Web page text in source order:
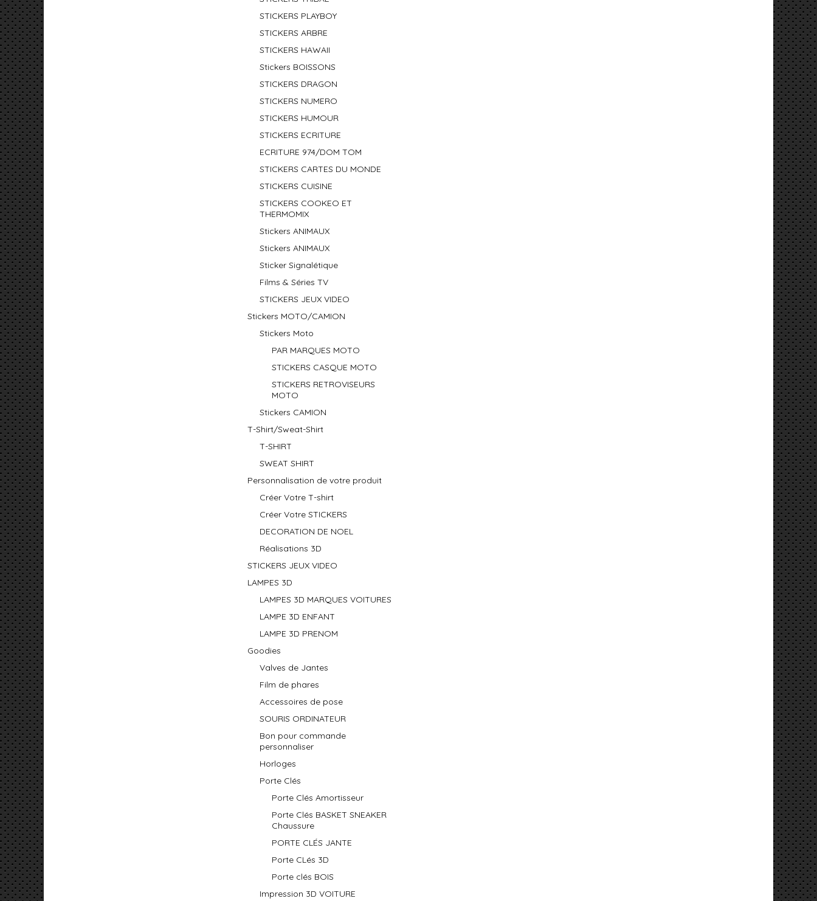
STICKERS PLAYBOY
STICKERS ARBRE
STICKERS HAWAII
Stickers BOISSONS
STICKERS DRAGON
STICKERS NUMERO
STICKERS HUMOUR
STICKERS ECRITURE
ECRITURE 974/DOM TOM
STICKERS CARTES DU MONDE
STICKERS CUISINE
STICKERS COOKEO ET
THERMOMIX
Stickers ANIMAUX
Stickers ANIMAUX
Sticker Signalétique
Films & Séries TV
STICKERS JEUX VIDEO
Stickers MOTO/CAMION
Stickers Moto
PAR MARQUES MOTO
STICKERS CASQUE MOTO
STICKERS RETROVISEURS
MOTO
Stickers CAMION
T-Shirt/Sweat-Shirt
T-SHIRT
SWEAT SHIRT
Personnalisation de votre produit
Créer Votre T-shirt
Créer Votre STICKERS
DECORATION DE NOEL
Réalisations 3D
STICKERS JEUX VIDEO
LAMPES 3D
LAMPES 3D MARQUES VOITURES
LAMPE 3D ENFANT
LAMPE 3D PRENOM
Goodies
Valves de Jantes
Film de phares
Accessoires de pose
SOURIS ORDINATEUR
Bon pour commande
personnaliser
Horloges
Porte Clés
Porte Clés Amortisseur
Porte Clés BASKET SNEAKER
Chaussure
PORTE CLÉS JANTE
Porte CLés 3D
Porte clés BOIS
Impression 3D VOITURE